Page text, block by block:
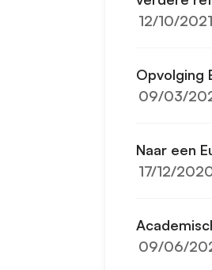
12/10/2021
Opvolging
09/03/
Naar een
17/12/
09/06/